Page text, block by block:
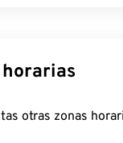
otras zonas